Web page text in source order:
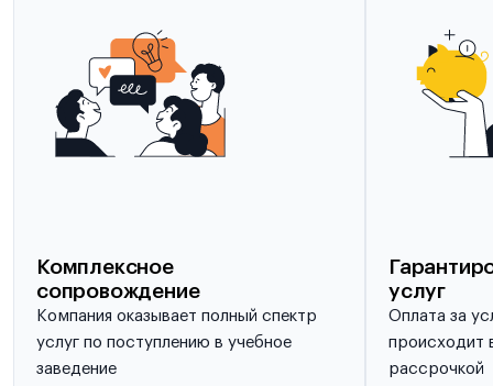
Комплексное
сопровождение
Компания оказывает полный спектр
услуг по поступлению в учебное
заведение
услуг
Оплата за
происходит
рассрочкой